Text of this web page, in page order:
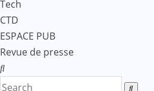
Tech
CTD
ESPACE PUB
Revue de presse